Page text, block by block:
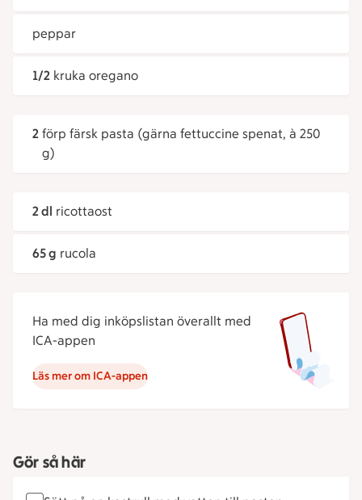
peppar
1/2 kruka oregano
2 förp färsk pasta (gärna fettuccine spenat, à 250
g)
2 dl ricottaost
65 g rucola
Ha med dig inköpslistan överallt med
ICA-appen
Läs mer om ICA-appen
Gör så här